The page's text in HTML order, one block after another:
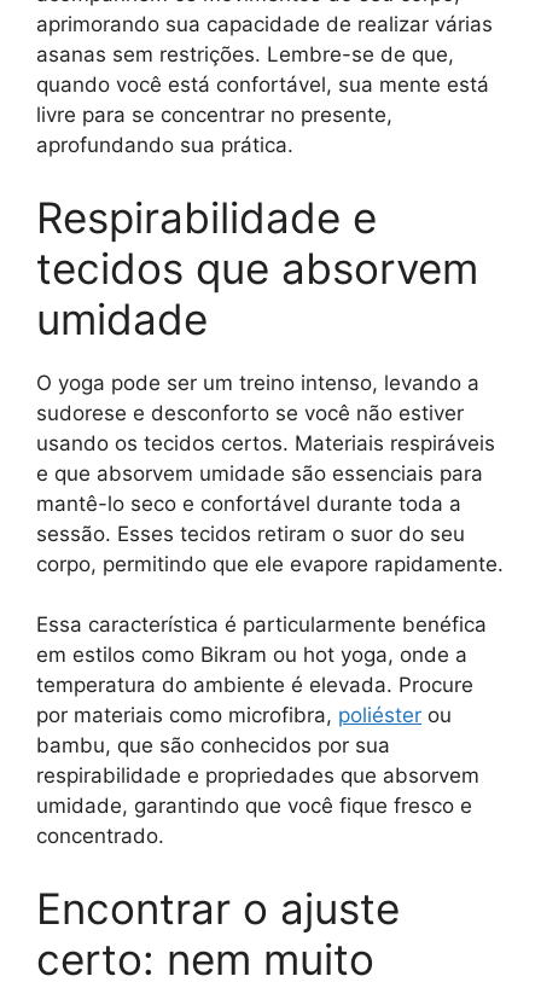
aprimorando sua capacidade de realizar várias
asanas sem restrições. Lembre-se de que,
quando você está confortável, sua mente está
livre para se concentrar no presente,
aprofundando sua prática.
Respirabilidade e
tecidos que absorvem
umidade
O yoga pode ser um treino intenso, levando a
sudorese e desconforto se você não estiver
usando os tecidos certos. Materiais respiráveis
e que absorvem umidade são essenciais para
mantê-lo seco e confortável durante toda a
sessão. Esses tecidos retiram o suor do seu
corpo, permitindo que ele evapore rapidamente.
Essa característica é particularmente benéfica
em estilos como Bikram ou hot yoga, onde a
temperatura do ambiente é elevada. Procure
por materiais como microfibra, poliéster ou
bambu, que são conhecidos por sua
respirabilidade e propriedades que absorvem
umidade, garantindo que você fique fresco e
concentrado.
Encontrar o ajuste
certo: nem muito